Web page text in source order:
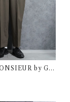
Slacks W
Made in USA